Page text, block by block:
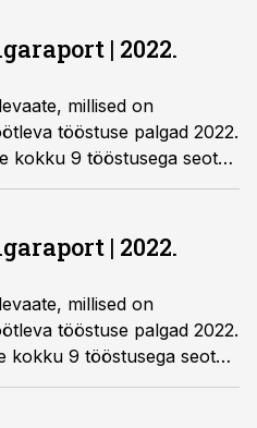
| 2022.
millised on
tööstuse palgad 2022.
kokku 9 tööstusega seotud
| 2022.
millised on
tööstuse palgad 2022.
kokku 9 tööstusega seotud